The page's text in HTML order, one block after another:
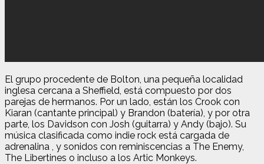
El grupo procedente de Bolton, una pequeña localidad
inglesa cercana a Sheffield, está compuesto por dos
parejas de hermanos. Por un lado, están los Crook con
Kiaran (cantante principal) y Brandon (batería), y por otra
parte, los Davidson con Josh (guitarra) y Andy (bajo). Su
música clasificada como indie rock está cargada de
adrenalina , y sonidos con reminiscencias a The Enemy,
The Libertines o incluso a los Artic Monkeys.